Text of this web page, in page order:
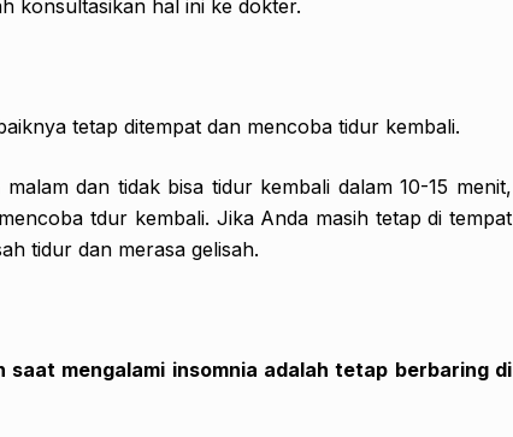
konsultasikan hal ini ke dokter.
tetap ditempat dan mencoba tidur kembali.
dan tidak bisa tidur kembali dalam 10-15 menit,
tdur kembali. Jika Anda masih tetap di tempat
tidur dan merasa gelisah.
mengalami insomnia adalah tetap berbaring di